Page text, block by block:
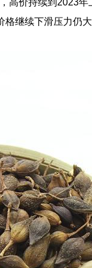
高价持续到2023
格继续下滑压力仍